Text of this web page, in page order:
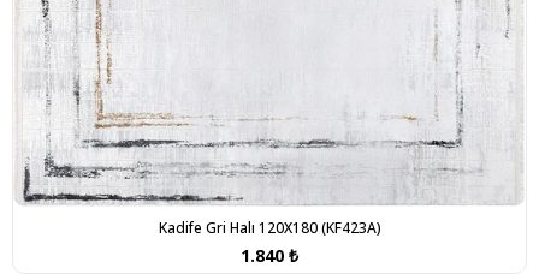
Kadife Gri Halı 120X180 (KF423A)
1.840 ₺